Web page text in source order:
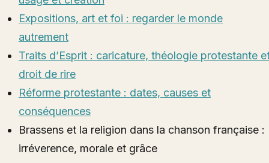
Expositions, art et foi : regarder le monde
autrement
Traits d’Esprit : caricature, théologie protestante
droit de rire
Réforme protestante : dates, causes et
conséquences
Brassens et la religion dans la chanson française :
irréverence, morale et grâce